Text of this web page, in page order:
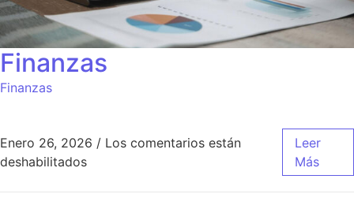
Finanzas
Finanzas
Enero 26, 2026 / Los comentarios están
deshabilitadosen Finanzas
Leer
Más